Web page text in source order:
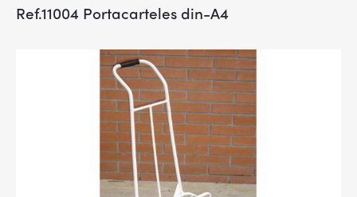
Ref.11004 Portacarteles din-A4